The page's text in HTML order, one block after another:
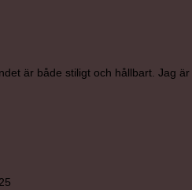
är både stiligt och hållbart. Jag är